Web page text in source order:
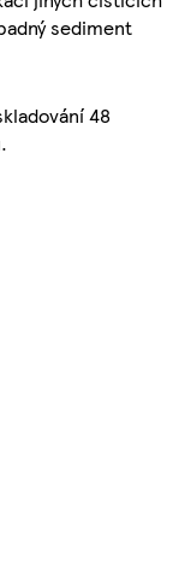
sediment
48